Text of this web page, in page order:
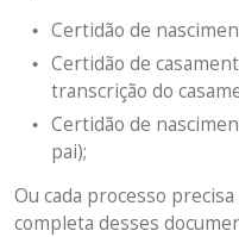
Certidão de
Certidão de
transcrição do
Certidão de
pai);
Ou cada processo
completa desses